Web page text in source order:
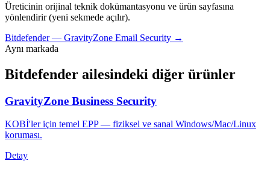
Üreticinin orijinal teknik dokümantasyonu ve ürün sayfasına
yönlendirir (yeni sekmede açılır).
Bitdefender— GravityZone Email Security →
Aynı markada
Bitdefender ailesindeki diğer ürünler
GravityZone Business Security
KOBİ'ler için temel EPP — fiziksel ve sanal Windows/Mac/Linux
koruması.
Detay